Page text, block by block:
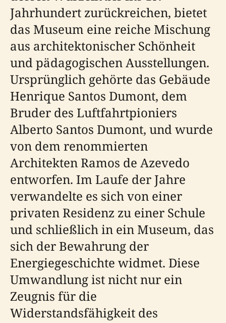
Jahrhundert zurückreichen, bietet
das Museum eine reiche Mischung
aus architektonischer Schönheit
und pädagogischen Ausstellungen.
Ursprünglich gehörte das Gebäude
Henrique Santos Dumont, dem
Bruder des Luftfahrtpioniers
Alberto Santos Dumont, und wurde
von dem renommierten
Architekten Ramos de Azevedo
entworfen. Im Laufe der Jahre
verwandelte es sich von einer
privaten Residenz zu einer Schule
und schließlich in ein Museum, das
sich der Bewahrung der
Energiegeschichte widmet. Diese
Umwandlung ist nicht nur ein
Zeugnis für die
Widerstandsfähigkeit des